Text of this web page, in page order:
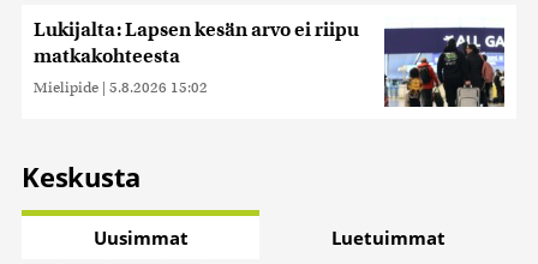
Lukijalta: Lapsen kesän arvo ei riipu
matkakohteesta
Mielipide | 5.8.2026 15:02
Keskusta
Uusimmat Luetuimmat